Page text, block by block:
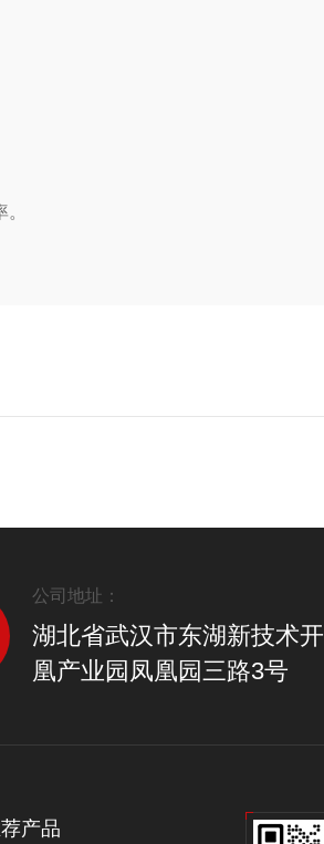
公司地址：
湖北省武汉市东湖新技术
凰产业园凤凰园三路3号
产品